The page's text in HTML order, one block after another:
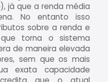
já que a renda média
No entanto isso
sobre a renda e
torna o sistema
de maneira elevada
sem que os mais
exata capacidade